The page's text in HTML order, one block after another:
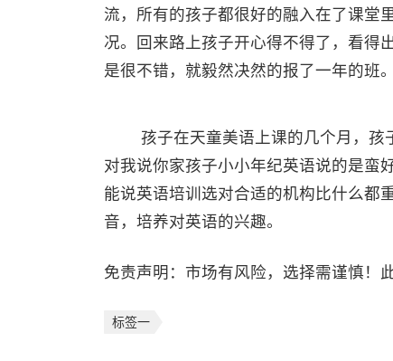
流，所有的孩子都很好的融入在了课堂
况。回来路上孩子开心得不得了，看得
是很不错，就毅然决然的报了一年的班。
孩子在天童美语上课的几个月，孩子
对我说你家孩子小小年纪英语说的是蛮
能说英语培训选对合适的机构比什么都
音，培养对英语的兴趣。
免责声明：市场有风险，选择需谨慎！
标签一